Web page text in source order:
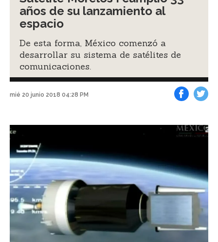
años de su lanzamiento al
espacio
De esta forma, México comenzó a
desarrollar su sistema de satélites de
comunicaciones.
mié 20 junio 2018 04:28 PM